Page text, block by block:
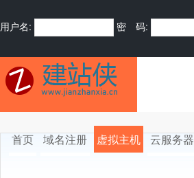
用户名: 密 码:
首页 域名注册 虚拟主机 云服务器